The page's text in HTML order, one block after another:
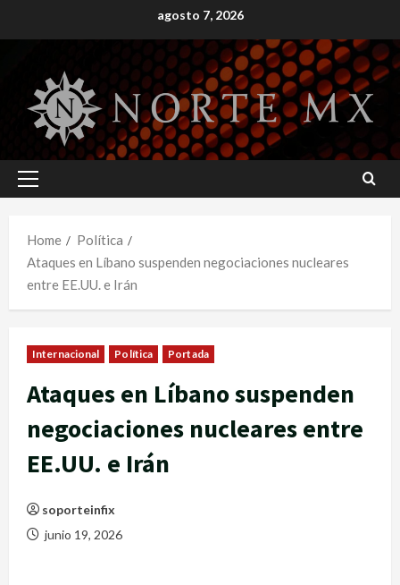
to
agosto 7, 2026
Primary
Home
Política
Ataques en Líbano suspenden negociaciones nucleares
entre EE.UU. e Irán
Internacional Política Portada
Ataques en Líbano suspenden
negociaciones nucleares entre
EE.UU. e Irán
soporteinfix
junio 19, 2026